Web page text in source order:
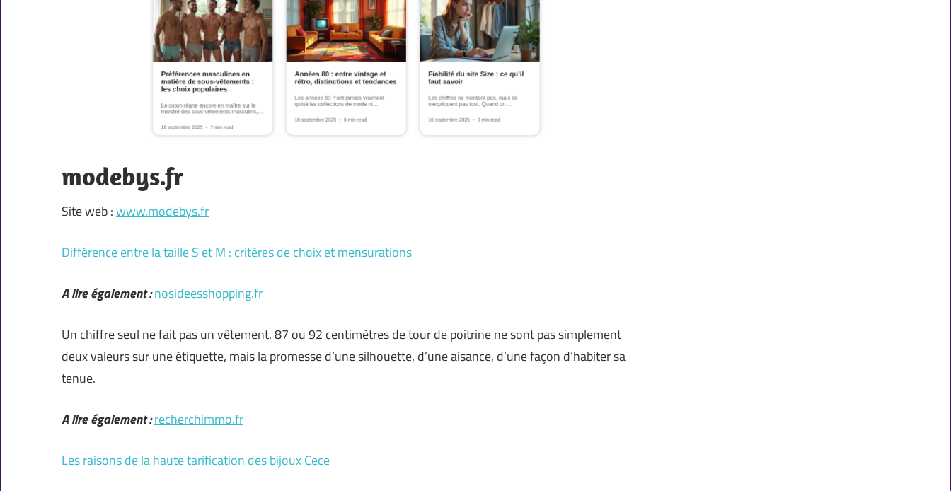
modebys.fr
Site web :www.modebys.fr
Différence entre la taille S et M : critères de choix et mensurations
A lire également :nosideesshopping.fr
Un chiffre seul ne fait pas un vêtement. 87 ou 92 centimètres de tour de poitrine ne sont pas simplement
deux valeurs sur une étiquette, mais la promesse d’une silhouette, d’une aisance, d’une façon d’habiter sa
tenue.
A lire également :recherchimmo.fr
Les raisons de la haute tarification des bijoux Cece